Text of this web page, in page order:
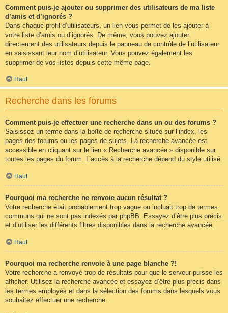
Comment puis-je ajouter ou supprimer des utilisateurs de ma liste
d’amis et d’ignorés ?
Dans chaque profil d’utilisateurs, un lien vous permet de les ajouter à
votre liste d’amis ou d’ignorés. De même, vous pouvez ajouter
directement des utilisateurs depuis le panneau de contrôle de l’utilisateur
en saisissant leur nom d’utilisateur. Vous pouvez également les
supprimer de vos listes depuis cette même page.
Haut
Recherche dans les forums
Comment puis-je effectuer une recherche dans un ou des forums ?
Saisissez un terme dans la boîte de recherche située sur l’index, les
pages des forums ou les pages de sujets. La recherche avancée est
accessible en cliquant sur le lien « Recherche avancée » disponible sur
toutes les pages du forum. L’accès à la recherche dépend du style utilisé.
Haut
Pourquoi ma recherche ne renvoie aucun résultat ?
Votre recherche était probablement trop vague ou incluait trop de termes
communs qui ne sont pas indexés par phpBB. Essayez d’être plus précis
et d’utiliser les différents filtres disponibles dans la recherche avancée.
Haut
Pourquoi ma recherche renvoie à une page blanche ?!
Votre recherche a renvoyé trop de résultats pour que le serveur puisse les
afficher. Utilisez la recherche avancée et essayez d’être plus précis dans
les termes employés et dans la sélection des forums dans lesquels vous
souhaitez effectuer une recherche.